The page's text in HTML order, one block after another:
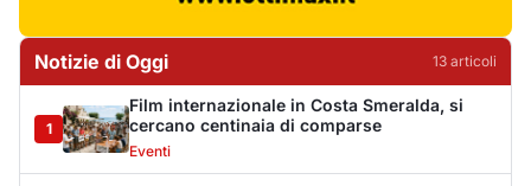
4
di facciata, penalizza i residenti»
Politica
5
Golfo Aranci ricorda la tragedia di Sos
Aranzos: 33 anni fa morirono tre turisti
Eventi